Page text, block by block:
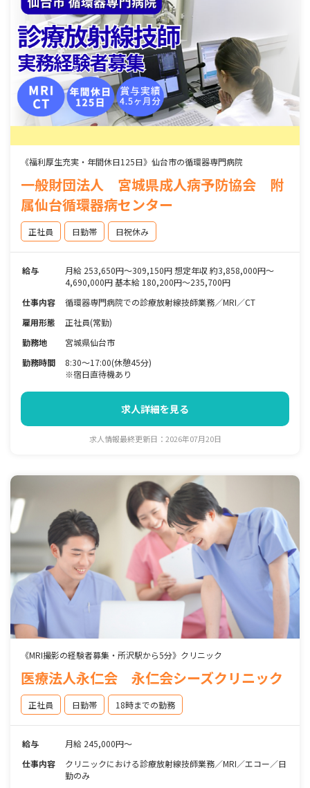
《福利厚生充実・年間休日125日》仙台市の循環器専門病院
一般財団法人 宮城県成人病予防協会 附
属仙台循環器病センター
正社員 日勤帯 日祝休み
給与
月給 253,650円～309,150円 想定年収 約3,858,000円～
4,690,000円 基本給 180,200円～235,700円
仕事内容
循環器専門病院での診療放射線技師業務／MRI／CT
雇用形態
正社員(常勤)
勤務地
宮城県仙台市
勤務時間
8:30～17:00(休憩45分)
※宿日直待機あり
求人詳細を見る
求人情報最終更新日：2026年07月20日
《MRI撮影の経験者募集・所沢駅から5分》クリニック
医療法人永仁会 永仁会シーズクリニック
正社員 日勤帯 18時までの勤務
給与
月給 245,000円～
仕事内容
クリニックにおける診療放射線技師業務／MRI／エコー／日
勤のみ